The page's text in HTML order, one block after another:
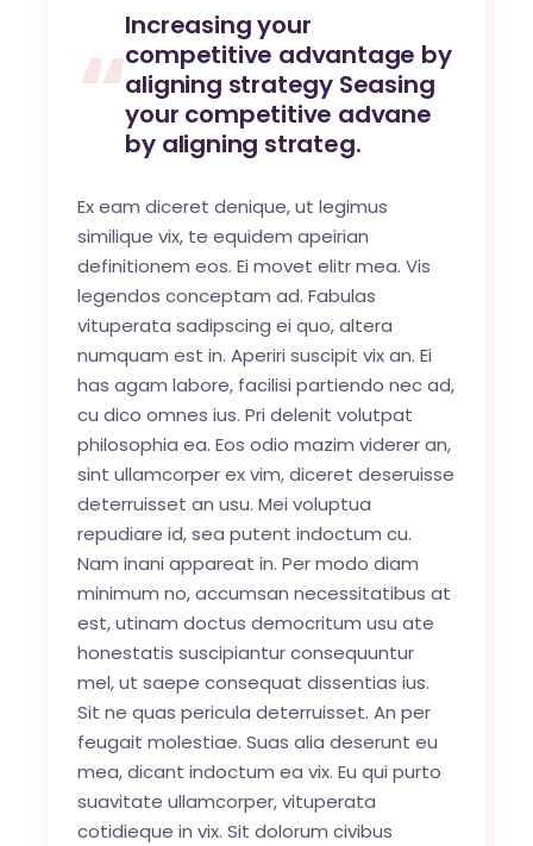
Increasing your
competitive advantage by
aligning strategy Seasing
your competitive advane
by aligning strateg.
Ex eam diceret denique, ut legimus
similique vix, te equidem apeirian
definitionem eos. Ei movet elitr mea. Vis
legendos conceptam ad. Fabulas
vituperata sadipscing ei quo, altera
numquam est in. Aperiri suscipit vix an. Ei
has agam labore, facilisi partiendo nec ad,
cu dico omnes ius. Pri delenit volutpat
philosophia ea. Eos odio mazim viderer an,
sint ullamcorper ex vim, diceret deseruisse
deterruisset an usu. Mei voluptua
repudiare id, sea putent indoctum cu.
Nam inani appareat in. Per modo diam
minimum no, accumsan necessitatibus at
est, utinam doctus democritum usu ate
honestatis suscipiantur consequuntur
mel, ut saepe consequat dissentias ius.
Sit ne quas pericula deterruisset. An per
feugait molestiae. Suas alia deserunt eu
mea, dicant indoctum ea vix. Eu qui purto
suavitate ullamcorper, vituperata
cotidieque in vix. Sit dolorum civibus